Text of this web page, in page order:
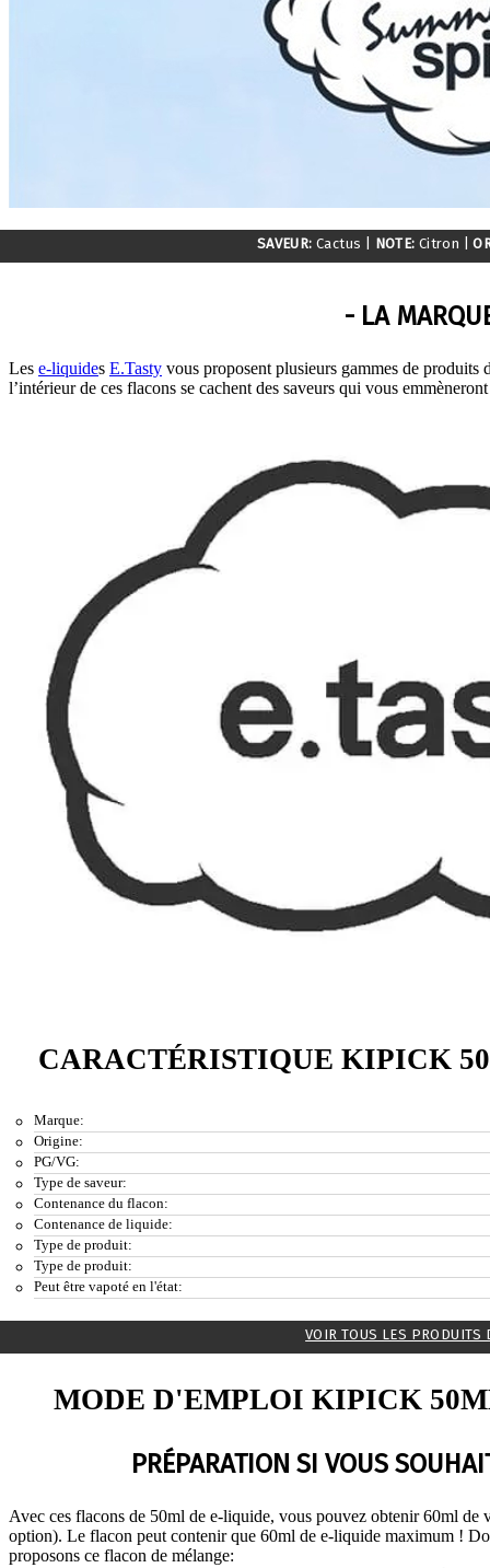
SAVEUR: Cactus NOTE: Citron
- LA
Les e-liquides E.Tasty vous proposent plusieurs gammes de
l’intérieur de ces flacons se cachent des saveurs qui vous
CARACTÉRISTIQUE KIPICK
Marque:
Origine:
PG/VG:
Type de saveur:
Contenance du flacon:
Contenance de liquide:
Type de produit:
Type de produit:
Peut être vapoté en l'état:
VOIR TOUS LES PRODUITS
MODE D'EMPLOI KIPICK
PRÉPARATION SI VOUS
Avec ces flacons de 50ml de e-liquide, vous pouvez obtenir 60ml de
option). Le flacon peut contenir que 60ml de e-liquide maximum !
proposons ce flacon de mélange: